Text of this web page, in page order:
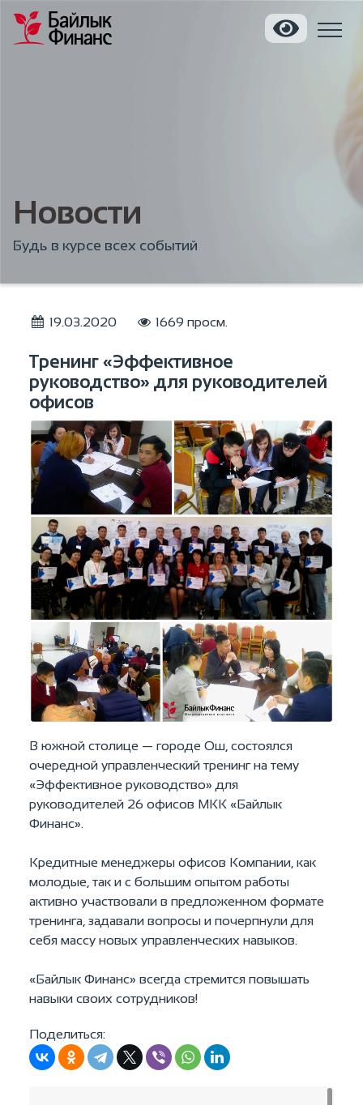
Новости
Будь в курсе всех событий
19.03.2020 1669 просм.
Тренинг «Эффективное
руководство» для руководителей
офисов
В южной столице — городе Ош, состоялся
очередной управленческий тренинг на тему
«Эффективное руководство» для
руководителей 26 офисов МКК «Байлык
Финанс».
Кредитные менеджеры офисов Компании, как
молодые, так и с большим опытом работы
активно участвовали в предложенном формате
тренинга, задавали вопросы и почерпнули для
себя массу новых управленческих навыков.
«Байлык Финанс» всегда стремится повышать
навыки своих сотрудников!
Поделиться: